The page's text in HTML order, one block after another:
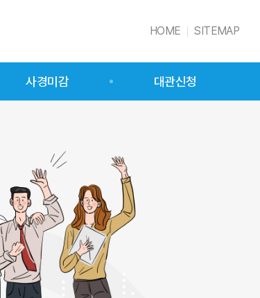
HOME SITEMAP
사경미감 대관신청